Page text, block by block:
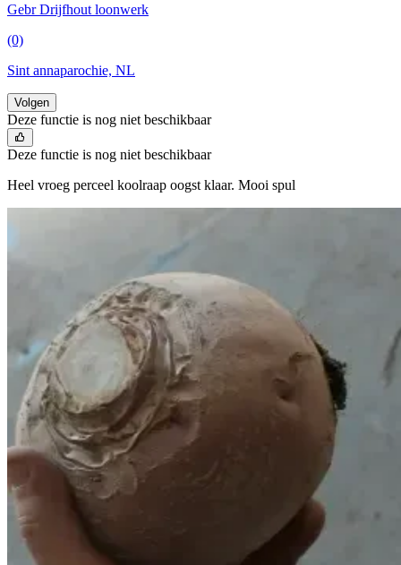
Gebr Drijfhout loonwerk
(0)
Sint annaparochie, NL
Volgen
Deze functie is nog niet beschikbaar
Deze functie is nog niet beschikbaar
Heel vroeg perceel koolraap oogst klaar. Mooi spul